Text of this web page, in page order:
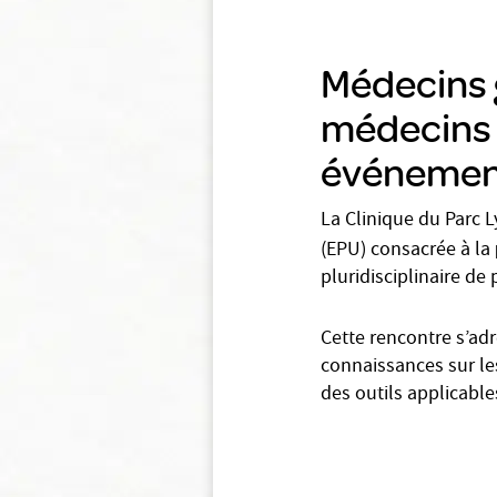
La Clinique du Parc
(EPU) consacrée à la
pluridisciplinaire de
Cette rencontre
connaissances sur
des outils